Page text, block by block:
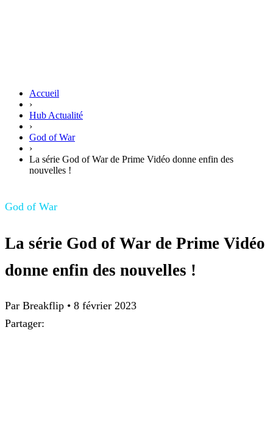
Accueil
›
Hub Actualité
›
God of War
›
La série God of War de Prime Vidéo donne enfin des
nouvelles !
God of War
La série God of War de Prime Vidéo
donne enfin des nouvelles !
Par Breakflip • 8 février 2023
Partager: